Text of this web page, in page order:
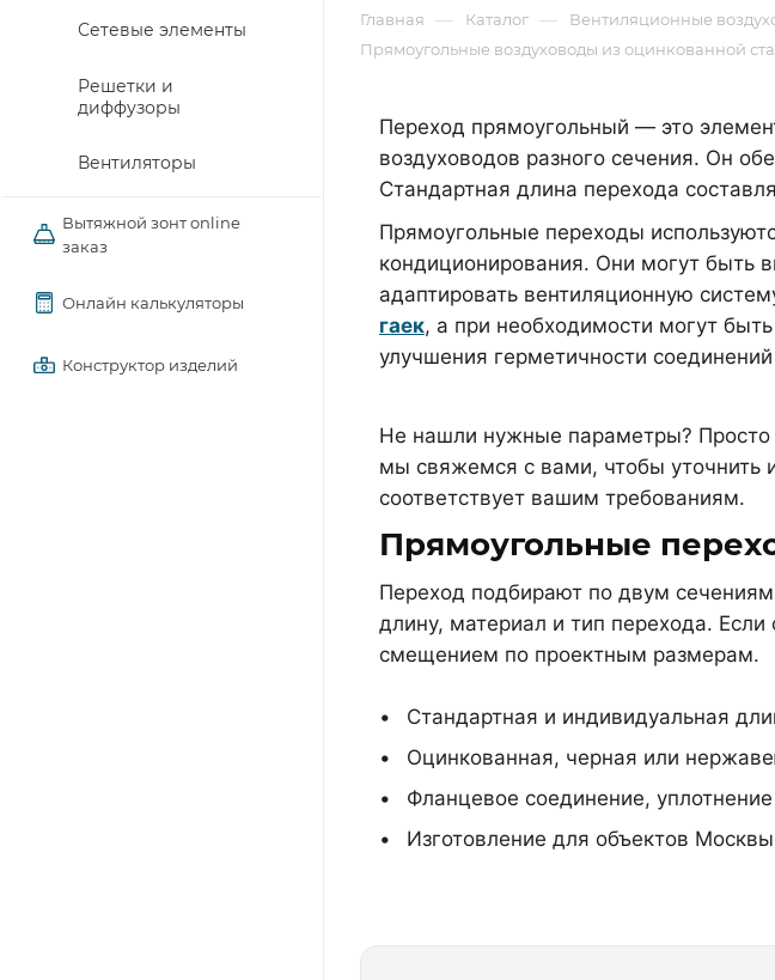
Сетевые элементы
Решетки и
диффузоры
Вентиляторы
Вытяжной зонт online
заказ
Онлайн калькуляторы
Конструктор изделий
Главная — Каталог — Вентиляционные
Прямоугольные воздуховоды из оцинкованной
Переход прямоугольный — это
воздуховодов разного сечения. Он
Стандартная длина перехода
Прямоугольные переходы
кондиционирования. Они могут быть
адаптировать вентиляционную
гаек, а при необходимости могут
улучшения герметичности
Не нашли нужные параметры? Просто
мы свяжемся с вами, чтобы уточнить
соответствует вашим требованиям.
Прямоугольные
Переход подбирают по двум
длину, материал и тип перехода.
смещением по проектным размерам.
Стандартная и индивидуальная
Оцинкованная, черная или
Фланцевое соединение,
Изготовление для объектов